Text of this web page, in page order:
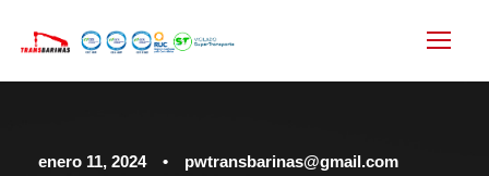
enero 11, 2024 •
pwtransbarinas@gmail.com